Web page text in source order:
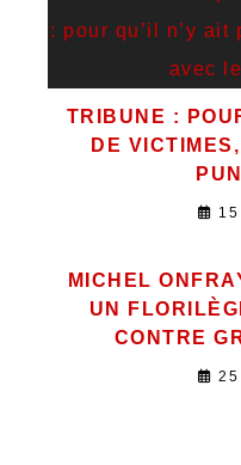
TRIBUNE :
DE
MICHEL
UN
CONTRE